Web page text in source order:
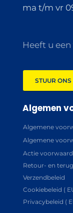
ma t/m vr
Heeft u
STUUR
Algemen
Algemene
Algemene
Actie
Retour- en
Verzendbeleid
Cookiebeleid (
Privacybeleid (